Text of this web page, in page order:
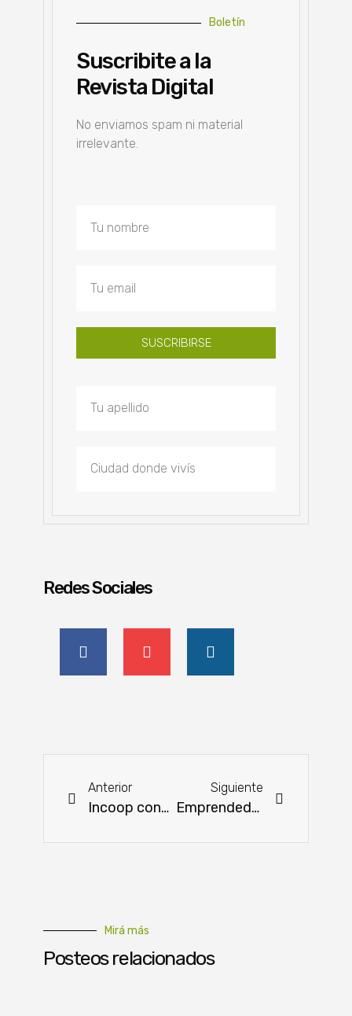
Boletín
Suscribite a la
Revista Digital
No enviamos spam ni material
irrelevante.
SUSCRIBIRSE
Redes Sociales
Anterior
Incoop convoca a concurso para pasantía
Siguiente
Emprendedor se consolida como productor de azúcar con apoyo del CAH
Mirá más
Posteos relacionados